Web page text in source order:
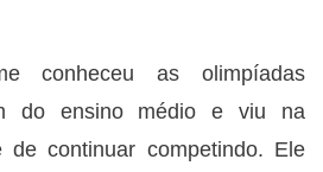
conheceu as olimpíadas
do ensino médio e viu na
de continuar competindo. Ele